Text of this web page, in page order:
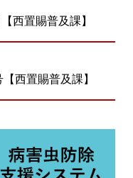
西置賜普及課】
西置賜普及課】